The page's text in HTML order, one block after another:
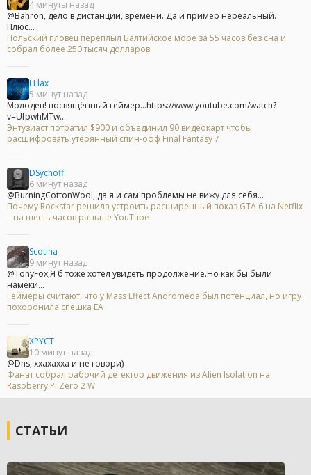
4 минуты назад
@Bahron, дело в дистанции, времени. Да и пример нереальный.
Плюс...
Польский пловец переплыл Балтийское море за 55 часов без сна и
собрал более 250 тысяч долларов
LLlax
5 минут назад
Молодец! посвящённый геймер...https://www.youtube.com/watch?
v=UfpwhMTw...
Энтузиаст потратил $900 и объединил 90 видеокарт чтобы
расшифровать утерянный спин-офф Final Fantasy 7
DSychoff
6 минут назад
@BurningCottonWool, да я и сам проблемы не вижу для себя...
Почему Rockstar решила устроить расширенный показ GTA 6 на Netflix
– на шесть часов раньше YouTube
Scotina
9 минут назад
@TonyFox,Я б тоже хотел увидеть продолжение.Но как бы были
намеки...
Геймеры считают, что у Mass Effect Andromeda был потенциал, но игру
похоронила спешка EA
XPYCT
10 минут назад
@Dns, ххахахха и не говори)
Фанат собрал рабочий детектор движения из Alien Isolation на
Raspberry Pi Zero 2 W
СТАТЬИ